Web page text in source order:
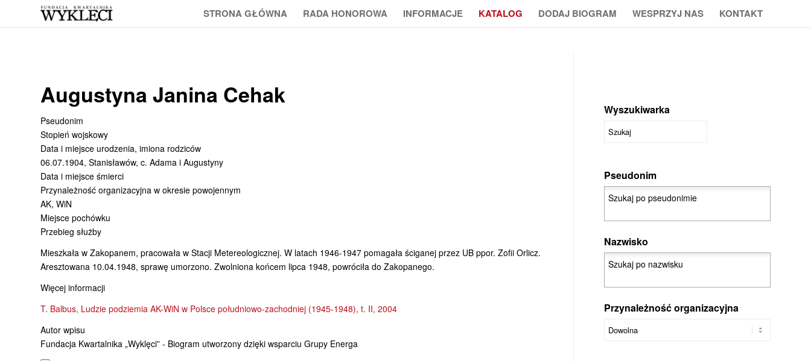
STRONA GŁÓWNA RADA HONOROWA INFORMACJE KATALOG DODAJ BIOGRAM WESPRZYJ NAS KONTAKT
Augustyna Janina Cehak
Pseudonim
Stopień wojskowy
Data i miejsce urodzenia, imiona rodziców
06.07.1904, Stanisławów, c. Adama i Augustyny
Data i miejsce śmierci
Przynależność organizacyjna w okresie powojennym
AK, WiN
Miejsce pochówku
Przebieg służby
Mieszkała w Zakopanem, pracowała w Stacji Metereologicznej. W latach 1946-1947 pomagała ściganej przez UB ppor. Zofii Orlicz.
Aresztowana 10.04.1948, sprawę umorzono. Zwolniona końcem lipca 1948, powróciła do Zakopanego.
Więcej informacji
T. Balbus, Ludzie podziemia AK-WiN w Polsce południowo-zachodniej (1945-1948), t. II, 2004
Autor wpisu
Fundacja Kwartalnika „Wyklęci” - Biogram utworzony dzięki wsparciu Grupy Energa
Wyszukiwarka
Pseudonim
Nazwisko
Przynależność organizacyjna